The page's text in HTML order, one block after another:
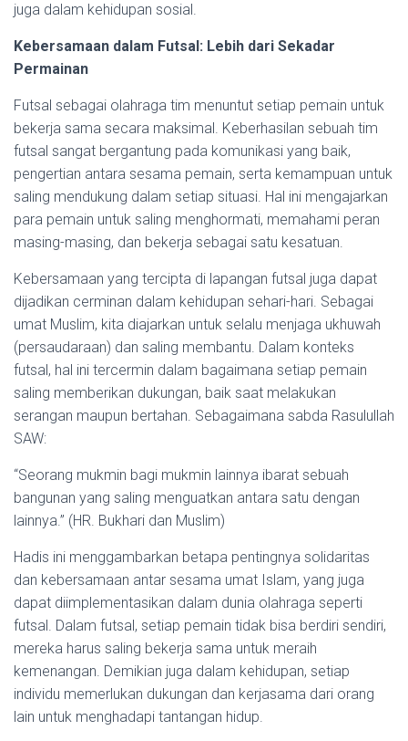
juga dalam kehidupan sosial.
Kebersamaan dalam Futsal: Lebih dari Sekadar
Permainan
Futsal sebagai olahraga tim menuntut setiap pemain untuk
bekerja sama secara maksimal. Keberhasilan sebuah tim
futsal sangat bergantung pada komunikasi yang baik,
pengertian antara sesama pemain, serta kemampuan untuk
saling mendukung dalam setiap situasi. Hal ini mengajarkan
para pemain untuk saling menghormati, memahami peran
masing-masing, dan bekerja sebagai satu kesatuan.
Kebersamaan yang tercipta di lapangan futsal juga dapat
dijadikan cerminan dalam kehidupan sehari-hari. Sebagai
umat Muslim, kita diajarkan untuk selalu menjaga ukhuwah
(persaudaraan) dan saling membantu. Dalam konteks
futsal, hal ini tercermin dalam bagaimana setiap pemain
saling memberikan dukungan, baik saat melakukan
serangan maupun bertahan. Sebagaimana sabda Rasulullah
SAW:
“Seorang mukmin bagi mukmin lainnya ibarat sebuah
bangunan yang saling menguatkan antara satu dengan
lainnya.” (HR. Bukhari dan Muslim)
Hadis ini menggambarkan betapa pentingnya solidaritas
dan kebersamaan antar sesama umat Islam, yang juga
dapat diimplementasikan dalam dunia olahraga seperti
futsal. Dalam futsal, setiap pemain tidak bisa berdiri sendiri,
mereka harus saling bekerja sama untuk meraih
kemenangan. Demikian juga dalam kehidupan, setiap
individu memerlukan dukungan dan kerjasama dari orang
lain untuk menghadapi tantangan hidup.